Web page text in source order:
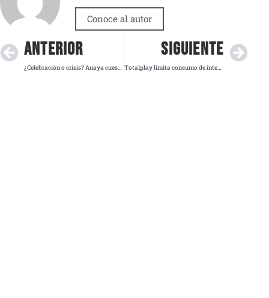
Conoce al autor
ANTERIOR
¿Celebración o crisis? Anaya cuestiona al gobierno por festejos mientras EU golpea al sector automotriz
SIGUIENTE
Totalplay limita consumo de internet y sube tarifas; Profeco exige respeto a contratos